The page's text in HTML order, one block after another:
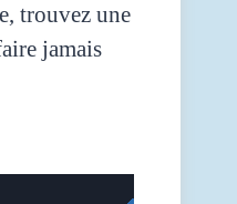
trouvez une
jamais